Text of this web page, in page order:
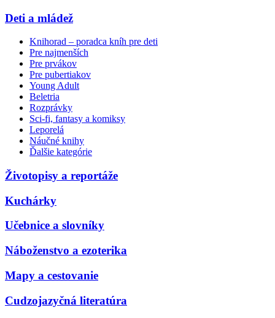
Deti a mládež
Knihorad – poradca kníh pre deti
Pre najmenších
Pre prvákov
Pre pubertiakov
Young Adult
Beletria
Rozprávky
Sci-fi, fantasy a komiksy
Leporelá
Náučné knihy
Ďalšie kategórie
Životopisy a reportáže
Kuchárky
Učebnice a slovníky
Náboženstvo a ezoterika
Mapy a cestovanie
Cudzojazyčná literatúra